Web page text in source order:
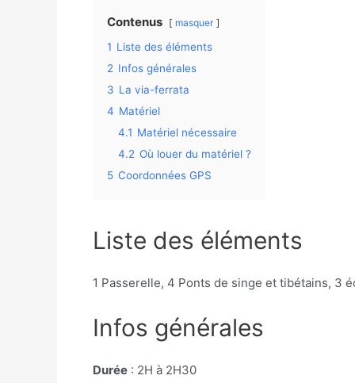
Contenus masquer
1 Liste des éléments
2 Infos générales
3 La via-ferrata
4 Matériel
4.1 Matériel nécessaire
4.2 Où louer du matériel ?
5 Coordonnées GPS
Liste des éléments
1 Passerelle, 4 Ponts de singe et tibétains, 3
Infos générales
Durée : 2H à 2H30